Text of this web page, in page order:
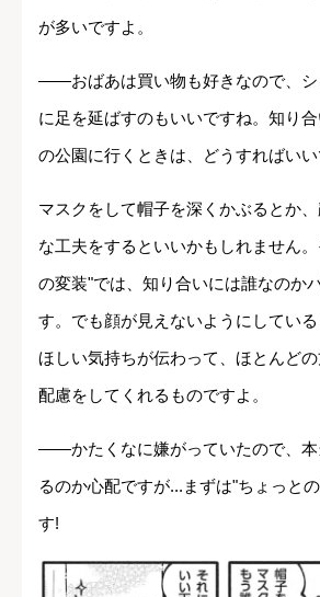
が多いですよ。
――おばあは買い物も好きなので、シ
に足を延ばすのもいいですね。知り
の公園に行くときは、どうすればいい
マスクをして帽子を深くかぶるとか
な工夫をするといいかもしれません
の変装"では、知り合いには誰なのか
す。でも顔が見えないようにしてい
ほしい気持ちが伝わって、ほとんど
配慮をしてくれるものですよ。
――かたくなに嫌がっていたので、本
るのか心配ですが...まずは"ちょっと
す!